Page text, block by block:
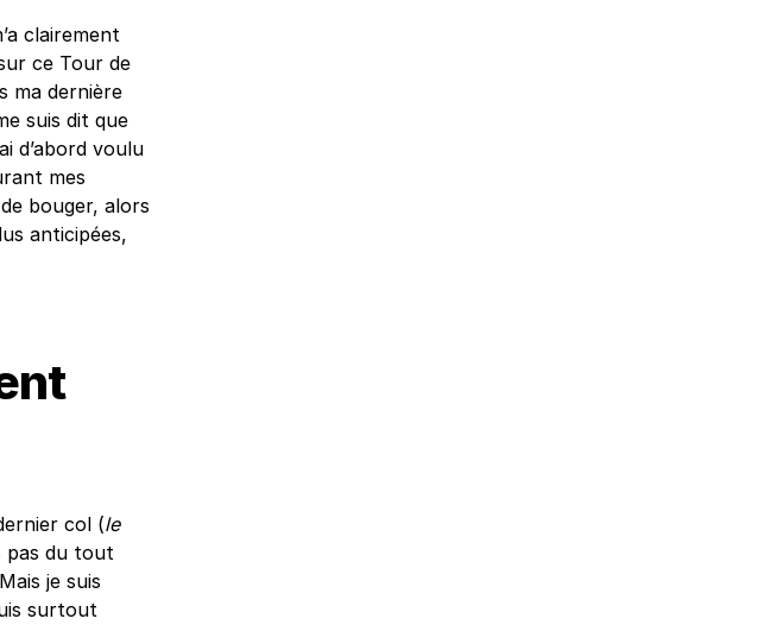
clairement
ce Tour de
ma dernière
suis dit que
d’abord voulu
mes
bouger, alors
anticipées,
col (le
pas du tout
je suis
surtout